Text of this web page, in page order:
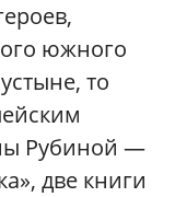
южного
то
Рубиной —
две книги